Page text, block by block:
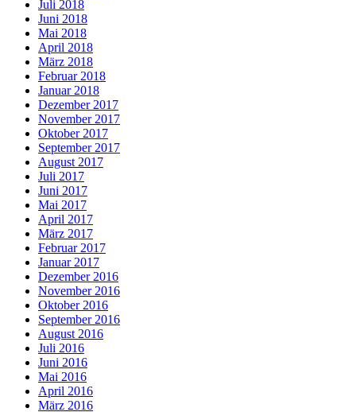
Juli 2018
Juni 2018
Mai 2018
April 2018
März 2018
Februar 2018
Januar 2018
Dezember 2017
November 2017
Oktober 2017
September 2017
August 2017
Juli 2017
Juni 2017
Mai 2017
April 2017
März 2017
Februar 2017
Januar 2017
Dezember 2016
November 2016
Oktober 2016
September 2016
August 2016
Juli 2016
Juni 2016
Mai 2016
April 2016
März 2016